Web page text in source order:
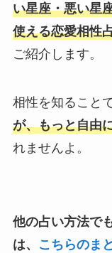
い星座・悪い星
使える恋愛相性
ご紹介します。
相性を知ることで
が、もっと自由
れませんよ。
他の占い方法で
は、
こちらのま